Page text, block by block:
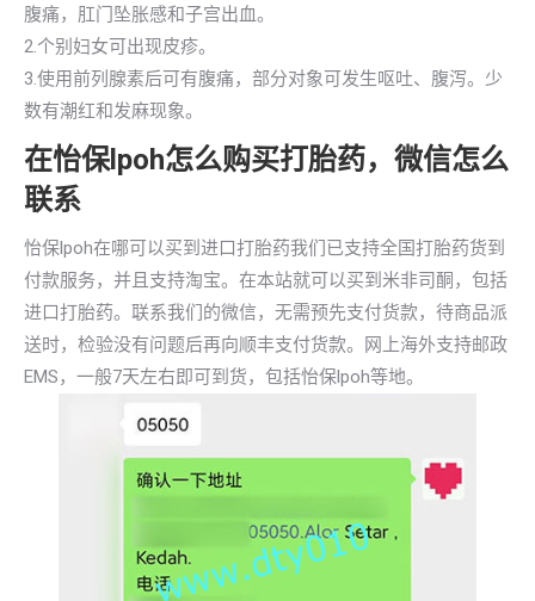
腹痛，肛门坠胀感和子宫出血。
2.个别妇女可出现皮疹。
3.使用前列腺素后可有腹痛，部分对象可发生呕吐、腹泻。少
数有潮红和发麻现象。
在怡保lpoh怎么购买打胎药，微信怎么
联系
怡保lpoh在哪可以买到进口打胎药我们已支持全国打胎药货到
付款服务，并且支持淘宝。在本站就可以买到米非司酮，包括
进口打胎药。联系我们的微信，无需预先支付货款，待商品派
送时，检验没有问题后再向顺丰支付货款。网上海外支持邮政
EMS，一般7天左右即可到货，包括怡保lpoh等地。